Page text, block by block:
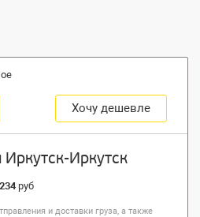
Хочу дешевле
Иркутск
руб
и доставки груза, а также